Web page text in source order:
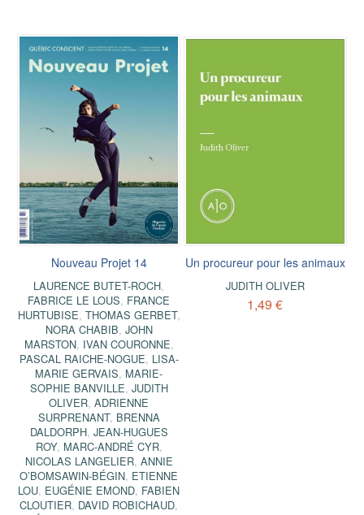
Nouveau Projet 14
LAURENCE BUTET-ROCH,
FABRICE LE LOUS, FRANCE
HURTUBISE, THOMAS GERBET,
NORA CHABIB, JOHN
MARSTON, IVAN COURONNE,
PASCAL RAICHE-NOGUE, LISA-
MARIE GERVAIS, MARIE-
SOPHIE BANVILLE, JUDITH
OLIVER,ADRIENNE
SURPRENANT, BRENNA
DALDORPH, JEAN-HUGUES
ROY, MARC-ANDRÉ CYR,
NICOLAS LANGELIER, ANNIE
O’BOMSAWIN-BÉGIN, ETIENNE
LOU, EUGÉNIE EMOND, FABIEN
CLOUTIER, DAVID ROBICHAUD,
Un procureur pour les animaux
JUDITH OLIVER
1,49 €